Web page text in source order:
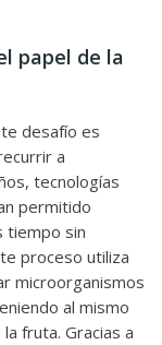
papel de la
desafío es
a
tecnologías
permitido
tiempo sin
proceso utiliza
microorganismos
al mismo
fruta. Gracias a